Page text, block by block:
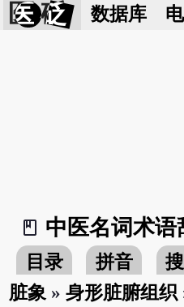
医 砭 数据库
book_2
中医名词术语
目录 拼音
脏象 »身形脏腑组织